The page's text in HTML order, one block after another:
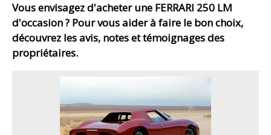
Vous envisagez d'acheter une FERRARI 250 LM
d'occasion ? Pour vous aider à faire le bon choix,
découvrez les avis, notes et témoignages des
propriétaires.